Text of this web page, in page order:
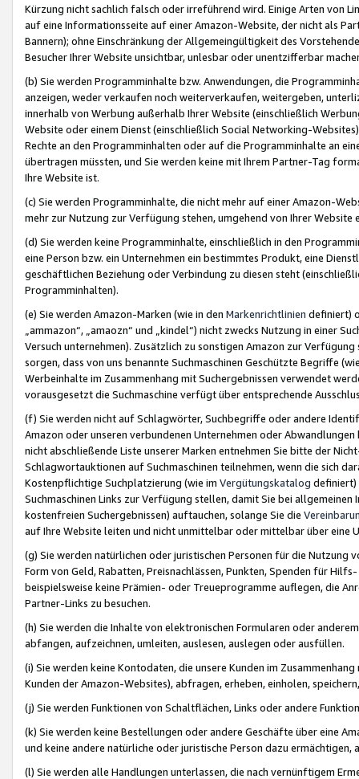
Kürzung nicht sachlich falsch oder irreführend wird. Einige Arten von
auf eine Informationsseite auf einer Amazon-Website, der nicht als
Bannern); ohne Einschränkung der Allgemeingültigkeit des
Besucher Ihrer Website unsichtbar, unlesbar oder unentzifferbar
(b) Sie werden Programminhalte bzw. Anwendungen, die
anzeigen, weder verkaufen noch weiterverkaufen, weitergeben,
innerhalb von Werbung außerhalb Ihrer Website (einschließlich
Website oder einem Dienst (einschließlich Social Networking-
Rechte an den Programminhalten oder auf die Programminhalte an
übertragen müssten, und Sie werden keine mit Ihrem Partner-Tag
Ihre Website ist.
(c) Sie werden Programminhalte, die nicht mehr auf einer Amazon-
mehr zur Nutzung zur Verfügung stehen, umgehend von Ihrer
(d) Sie werden keine Programminhalte, einschließlich in den
eine Person bzw. ein Unternehmen ein bestimmtes Produkt, eine
geschäftlichen Beziehung oder Verbindung zu diesen steht
Programminhalten).
(e) Sie werden Amazon-Marken (wie in den Markenrichtlinien definiert)
„ammazon“, „amaozn“ und „kindel“) nicht zwecks Nutzung in einer
Versuch unternehmen). Zusätzlich zu sonstigen Amazon zur
sorgen, dass von uns benannte Suchmaschinen Geschützte Begriffe
Werbeinhalte im Zusammenhang mit Suchergebnissen verwendet
vorausgesetzt die Suchmaschine verfügt über entsprechende
(f) Sie werden nicht auf Schlagwörter, Suchbegriffe oder andere
Amazon oder unseren verbundenen Unternehmen oder
nicht abschließende Liste unserer Marken entnehmen Sie bitte der
Schlagwortauktionen auf Suchmaschinen teilnehmen, wenn die sich
Kostenpflichtige Suchplatzierung (wie im Vergütungskatalog definiert)
Suchmaschinen Links zur Verfügung stellen, damit Sie bei
kostenfreien Suchergebnissen) auftauchen, solange Sie die
auf Ihre Website leiten und nicht unmittelbar oder mittelbar über eine
(g) Sie werden natürlichen oder juristischen Personen für die Nutzung
Form von Geld, Rabatten, Preisnachlässen, Punkten, Spenden für
beispielsweise keine Prämien- oder Treueprogramme auflegen, die
Partner-Links zu besuchen.
(h) Sie werden die Inhalte von elektronischen Formularen oder
abfangen, aufzeichnen, umleiten, auslesen, auslegen oder ausfüllen.
(i) Sie werden keine Kontodaten, die unsere Kunden im
Kunden der Amazon-Websites), abfragen, erheben, einholen,
(j) Sie werden Funktionen von Schaltflächen, Links oder andere
(k) Sie werden keine Bestellungen oder andere Geschäfte über eine
und keine andere natürliche oder juristische Person dazu
(l) Sie werden alle Handlungen unterlassen, die nach vernünftigem